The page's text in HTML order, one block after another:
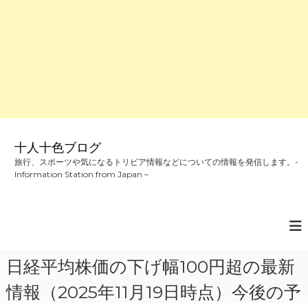
十人十色ブログ
旅行、スポーツや気になるトリビア情報などについての情報を発信します。-
Information Station from Japan –
日経平均株価の下げ幅100円超の最新
情報（2025年11月19日時点）今後の予